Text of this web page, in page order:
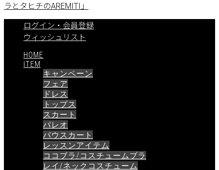
ログイン・会員登録
ウィッシュリスト
HOME
ITEM
キャンペーン
フェア
ドレス
トップス
スカート
パレオ
パウスカート
レッスンアイテム
ココブラ/コスチュームブラ
レイ/ネックコスチューム